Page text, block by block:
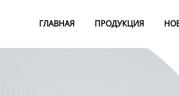
ГЛАВНАЯ ПРОДУКЦИЯ